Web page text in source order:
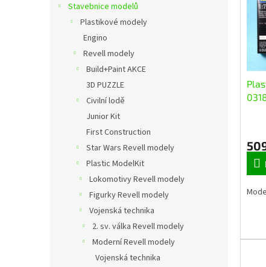
Stavebnice modelů
Plastikové modely
Engino
Revell modely
Build+Paint AKCE
3D PUZZLE
Civilní lodě
Junior Kit
First Construction
Star Wars Revell modely
Plastic ModelKit
Lokomotivy Revell modely
Figurky Revell modely
Vojenská technika
2. sv. válka Revell modely
Moderní Revell modely
Vojenská technika